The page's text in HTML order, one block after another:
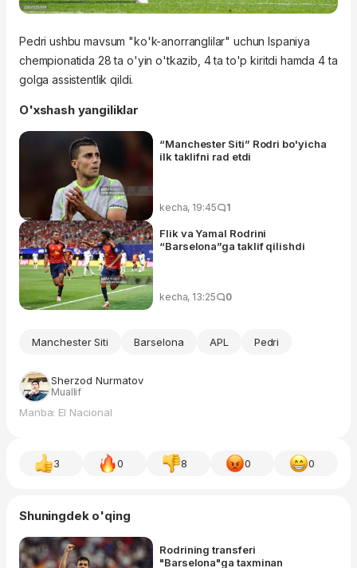
Pedri ushbu mavsum "ko'k-anorranglilar" uchun Ispaniya
chempionatida 28 ta o'yin o'tkazib, 4 ta to'p kiritdi hamda 4 ta
golga assistentlik qildi.
O'xshash yangiliklar
“Manchester Siti” Rodri bo'yicha
ilk taklifni rad etdi
kecha, 19:45 1
Flik va Yamal Rodrini
“Barselona”ga taklif qilishdi
kecha, 13:25 0
Manchester Siti Barselona APL Pedri
Sherzod Nurmatov
Muallif
Manba: El Nacional
3 0 8 0 0
Shuningdek o'qing
Rodrining transferi
"Barselona"ga taxminan